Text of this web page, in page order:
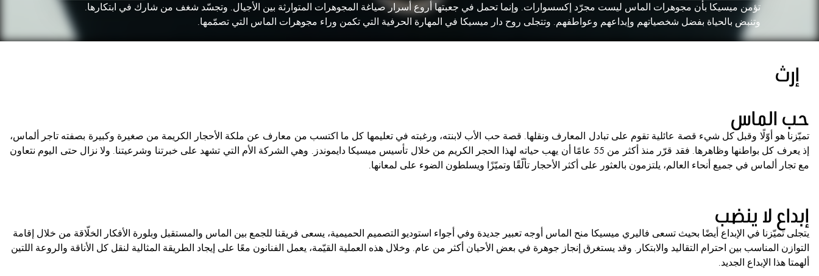
تؤمن ميسيكا بأن مجوهرات الماس ليست مجرّد إكسسوارات. وإنما تحمل في جعبتها أروع أسرار صياغة المجوهرات المتوارثة بين الأجيال. وتجسّد شغف من شارك في ابتكارها.
وتنبض بالحياة بفضل شخصياتهم وإبداعهم وعواطفهم. وتتجلى روح دار ميسيكا في المهارة الحرفية التي تكمن وراء مجوهرات الماس التي تصمّمها.
إرث
حب الماس
تميّزنا هو أوّلًا وقبل كل شيء قصة عائلية تقوم على تبادل المعارف ونقلها. قصة حب الأب لابنته، ورغبته في تعليمها كل ما اكتسب من معارف عن ملكة الأحجار الكريمة من صغيرة وكبيرة بصفته تاجر ألماس،
إذ يعرف كل بواطنها وظاهرها. فقد قرّر منذ أكثر من 55 عامًا أن يهب حياته لهذا الحجر الكريم من خلال تأسيس ميسيكا دايموندز. وهي الشركة الأم التي تشهد على خبرتنا وشرعيتنا. ولا نزال حتى اليوم نتعاون
مع تجار ألماس في جميع أنحاء العالم، يلتزمون بالعثور على أكثر الأحجار تألّقًا وتميّزًا ويسلطون الضوء على لمعانها.
إبداع لا ينضب
يتجلى تميّزنا في الإبداع أيضًا بحيث تسعى فاليري ميسيكا منح الماس أوجه تعبير جديدة وفي أجواء استوديو التصميم الحميمية، يسعى فريقنا للجمع بين الماس والمستقبل وبلورة الأفكار الخلّاقة من خلال إقامة
التوازن المناسب بين احترام التقاليد والابتكار. وقد يستغرق إنجاز جوهرة في بعض الأحيان أكثر من عام. وخلال هذه العملية القيّمة، يعمل الفنانون معًا على إيجاد الطريقة المثالية لنقل كل الأناقة والروعة اللتين
ألهمتا هذا الإبداع الجديد.